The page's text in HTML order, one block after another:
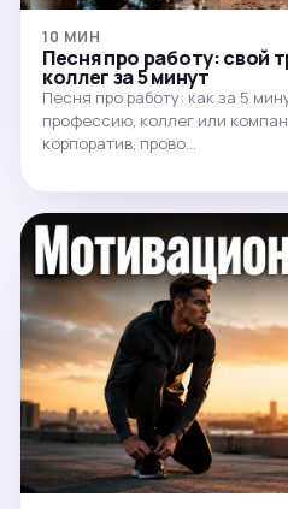
10 МИН
Песня про работу: свой
коллег за 5 минут
Песня про работу: как за 5
профессию, коллег или
корпоратив, прово…